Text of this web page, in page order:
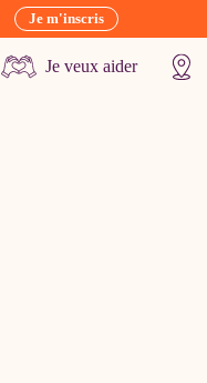
Je m'inscris
Je veux aider